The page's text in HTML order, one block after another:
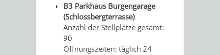
SCHWELGEN
UND
MÜHE
-
B3 Parkhaus Burgengarage
(Schlossbergterrasse)
Anzahl der Stellplätze gesamt:
90
Öffnungszeiten: täglich 24